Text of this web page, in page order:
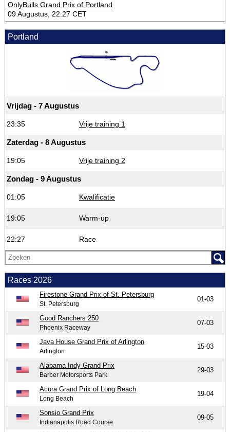
OnlyBulls Grand Prix of Portland
09 Augustus, 22:27 CET
Portland
Vrijdag - 7 Augustus
23:35 Vrije training 1
Zaterdag - 8 Augustus
19:05 Vrije training 2
Zondag - 9 Augustus
01:05 Kwalificatie
19:05 Warm-up
22:27 Race
Races 2026
Firestone Grand Prix of St. Petersburg
St. Petersburg
01-03
Good Ranchers 250
Phoenix Raceway
07-03
Java House Grand Prix of Arlington
Arlington
15-03
Alabama Indy Grand Prix
Barber Motorsports Park
29-03
Acura Grand Prix of Long Beach
Long Beach
19-04
Sonsio Grand Prix
Indianapolis Road Course
09-05